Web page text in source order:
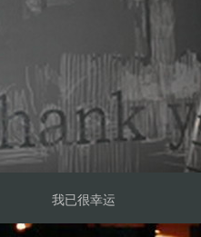
我已很幸运